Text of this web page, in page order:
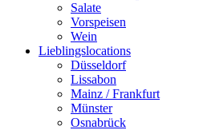
Salate
Vorspeisen
Wein
Lieblingslocations
Düsseldorf
Lissabon
Mainz / Frankfurt
Münster
Osnabrück